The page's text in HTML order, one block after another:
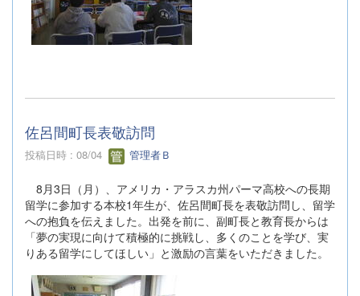
佐呂間町長表敬訪問
投稿日時 : 08/04 管理者Ｂ
8月3日（月）、アメリカ・アラスカ州パーマ高校への長期
留学に参加する本校1年生が、佐呂間町長を表敬訪問し、留学
への抱負を伝えました。出発を前に、副町長と教育長からは
「夢の実現に向けて積極的に挑戦し、多くのことを学び、実
りある留学にしてほしい」と激励の言葉をいただきました。